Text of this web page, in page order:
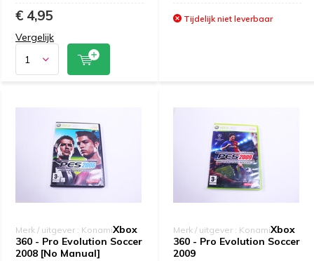
€ 4,95
Vergelijk
Tijdelijk niet leverbaar
Merk / uitgever : KonamiXbox
360 - Pro Evolution Soccer
2008 [No Manual]
Merk / uitgever : KonamiXbox
360 - Pro Evolution Soccer
2009